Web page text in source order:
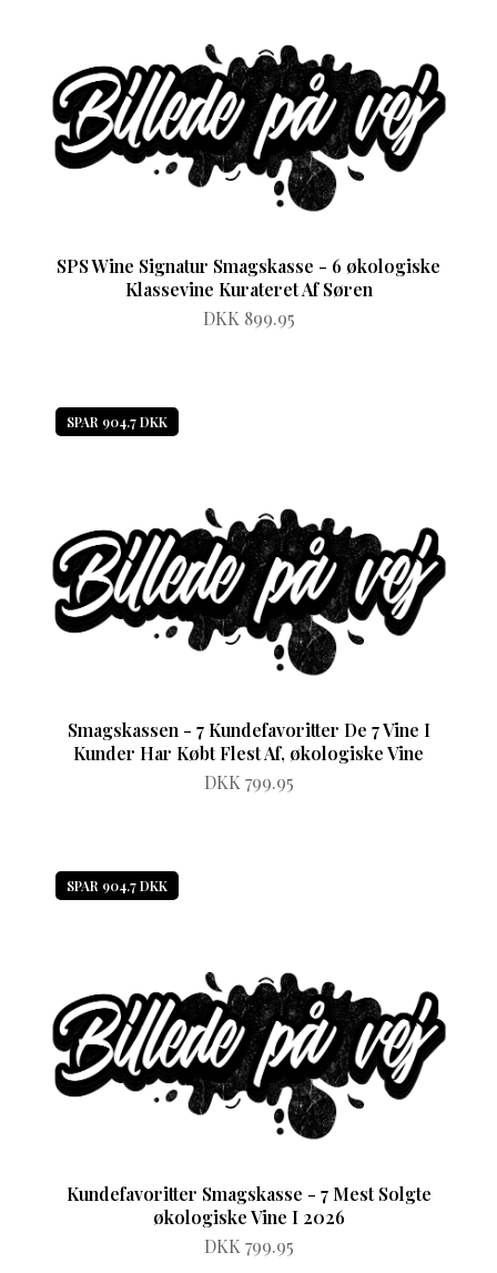
SPS Wine Signatur Smagskasse - 6 økologiske
Klassevine Kurateret Af Søren
DKK 899.95
SPAR 904.7 DKK
Smagskassen - 7 Kundefavoritter De 7 Vine I
Kunder Har Købt Flest Af, økologiske Vine
DKK 799.95
SPAR 904.7 DKK
Kundefavoritter Smagskasse - 7 Mest Solgte
økologiske Vine I 2026
DKK 799.95